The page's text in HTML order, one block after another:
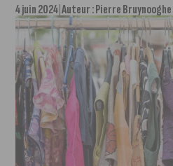
4 juin 2024 Auteur :Pierre Bruynooghe